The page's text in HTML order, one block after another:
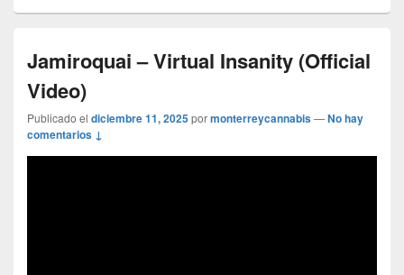
Jamiroquai – Virtual Insanity (Official
Video)
Publicado el diciembre 11, 2025pormonterreycannabis—No hay
comentarios ↓